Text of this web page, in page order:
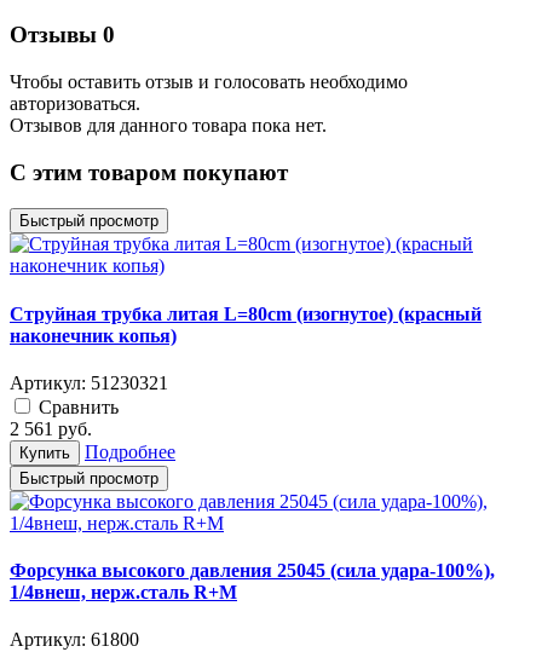
Отзывы 0
Чтобы оcтавить отзыв и голосовать необходимо
авторизоваться.
Отзывов для данного товара пока нет.
C этим товаром покупают
Быстрый просмотр
Струйная трубка литая L=80cm (изогнутое) (красный
наконечник копья)
Артикул: 51230321
Cравнить
2 561 руб.
Купить Подробнее
Быстрый просмотр
Форсунка высокого давления 25045 (сила удара-100%),
1/4внеш, нерж.сталь R+M
Артикул: 61800